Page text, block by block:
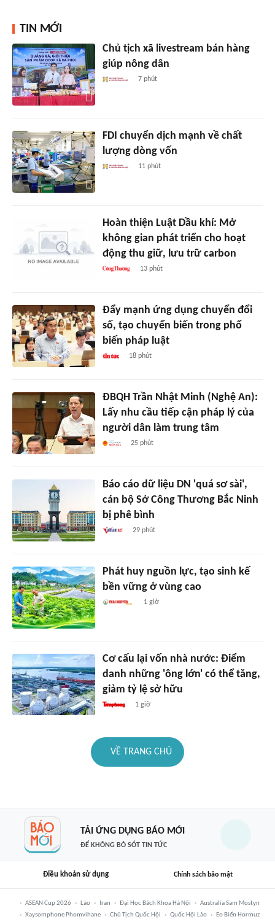
TIN MỚI
Chủ tịch xã livestream bán hàng
giúp nông dân
7 phút
FDI chuyển dịch mạnh về chất
lượng dòng vốn
11 phút
Hoàn thiện Luật Dầu khí: Mở
không gian phát triển cho hoạt
động thu giữ, lưu trữ carbon
13 phút
Đẩy mạnh ứng dụng chuyển đổi
số, tạo chuyển biến trong phổ
biến pháp luật
18 phút
ĐBQH Trần Nhật Minh (Nghệ An):
Lấy nhu cầu tiếp cận pháp lý của
người dân làm trung tâm
25 phút
Báo cáo dữ liệu DN 'quá sơ sài',
cán bộ Sở Công Thương Bắc Ninh
bị phê bình
29 phút
Phát huy nguồn lực, tạo sinh kế
bền vững ở vùng cao
1 giờ
Cơ cấu lại vốn nhà nước: Điểm
danh những 'ông lớn' có thể tăng,
giảm tỷ lệ sở hữu
1 giờ
VỀ TRANG CHỦ
TẢI ỨNG DỤNG BÁO MỚI
ĐỂ KHÔNG BỎ SÓT TIN TỨC
Điều khoản sử dụng Chính sách bảo mật
ASEAN Cup 2026 Lào Iran Đại Học Bách Khoa Hà Nội
Australia Sam Mostyn
Xaysomphone Phomvihane
Chủ Tịch Quốc Hội Quốc Hội Lào Eo Biển Hormuz